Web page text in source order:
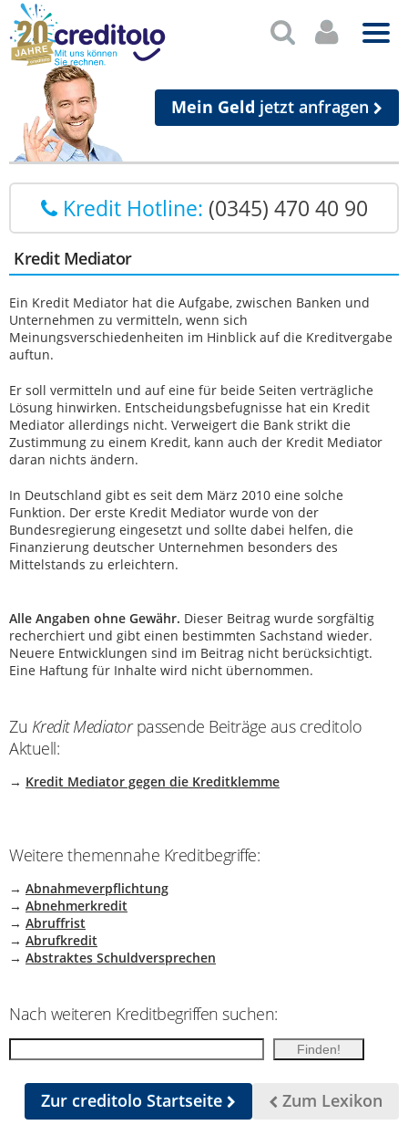
Mein Geld jetzt anfragen
Kredit Hotline: (0345) 470 40 90
Kredit Mediator
Ein Kredit Mediator hat die Aufgabe, zwischen Banken und
Unternehmen zu vermitteln, wenn sich
Meinungsverschiedenheiten im Hinblick auf die Kreditvergabe
auftun.
Er soll vermitteln und auf eine für beide Seiten verträgliche
Lösung hinwirken. Entscheidungsbefugnisse hat ein Kredit
Mediator allerdings nicht. Verweigert die Bank strikt die
Zustimmung zu einem Kredit, kann auch der Kredit Mediator
daran nichts ändern.
In Deutschland gibt es seit dem März 2010 eine solche
Funktion. Der erste Kredit Mediator wurde von der
Bundesregierung eingesetzt und sollte dabei helfen, die
Finanzierung deutscher Unternehmen besonders des
Mittelstands zu erleichtern.
Alle Angaben ohne Gewähr. Dieser Beitrag wurde sorgfältig
recherchiert und gibt einen bestimmten Sachstand wieder.
Neuere Entwicklungen sind im Beitrag nicht berücksichtigt.
Eine Haftung für Inhalte wird nicht übernommen.
Zu Kredit Mediatorpassende Beiträge aus creditolo
Aktuell:
→ Kredit Mediator gegen die Kreditklemme
Weitere themennahe Kreditbegriffe:
→ Abnahmeverpflichtung
→ Abnehmerkredit
→ Abruffrist
→ Abrufkredit
→ Abstraktes Schuldversprechen
Nach weiteren Kreditbegriffen suchen:
Zum Lexikon
Zur creditolo Startseite